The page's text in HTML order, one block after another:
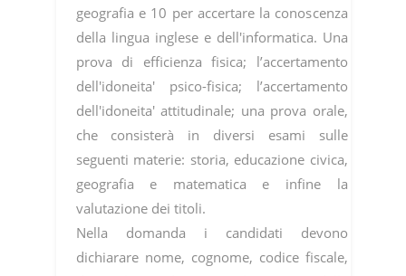
geografia e 10 per accertare la conoscenza
della lingua inglese e dell'informatica. Una
prova di efficienza fisica; l’accertamento
dell'idoneita' psico-fisica; l’accertamento
dell'idoneita' attitudinale; una prova orale,
che consisterà in diversi esami sulle
seguenti materie: storia, educazione civica,
geografia e matematica e infine la
valutazione dei titoli.
Nella domanda i candidati devono
dichiarare nome, cognome, codice fiscale,